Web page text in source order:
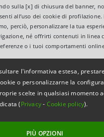
sulla [x] di chiusura del banner,
all’uso dei cookie di profilazione.
perciò, personalizzare la tua
né offrirti contenuti in linea
o i tuoi comportamenti
l'informativa estesa,
o personalizzarne la
scelte in qualsiasi momento
(Privacy- Cookie policy).
PIÙ OPZIONI
Jaquotot ha assunto la
Estere del Gruppo.